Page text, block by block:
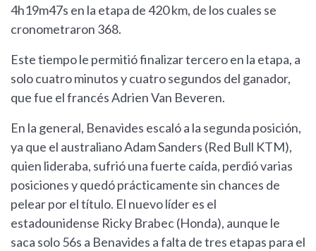
4h19m47s en la etapa de 420 km, de los cuales se
cronometraron 368.
Este tiempo le permitió finalizar tercero en la etapa, a
solo cuatro minutos y cuatro segundos del ganador,
que fue el francés Adrien Van Beveren.
En la general, Benavides escaló a la segunda posición,
ya que el australiano Adam Sanders (Red Bull KTM),
quien lideraba, sufrió una fuerte caída, perdió varias
posiciones y quedó prácticamente sin chances de
pelear por el título. El nuevo líder es el
estadounidense Ricky Brabec (Honda), aunque le
saca solo 56s a Benavides a falta de tres etapas para el